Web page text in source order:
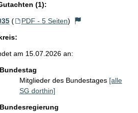
(1):
( PDF - 5 Seiten)
am 15.07.2026 an:
Bundestag
Mitglieder des Bundestages [alle
SG dorthin]
Bundesregierung